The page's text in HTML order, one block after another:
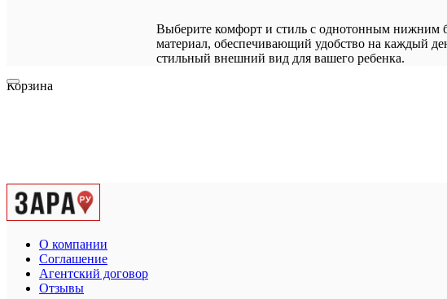
Выберите комфорт и стиль с однотонным нижним
материал, обеспечивающий удобство на каждый
стильный внешний вид для вашего ребенка.
Корзина
О компании
Соглашение
Агентский договор
Отзывы